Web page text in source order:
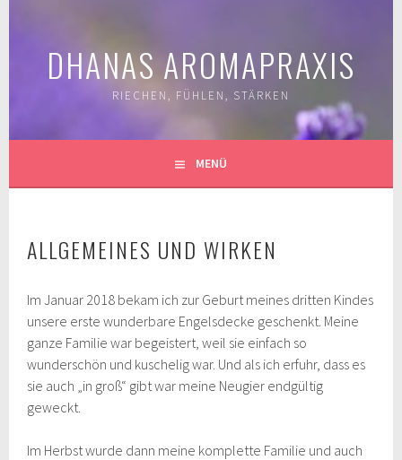
DHANAS AROMAPRAXIS
RIECHEN, FÜHLEN, STÄRKEN
MENÜ
ALLGEMEINES UND WIRKEN
Im Januar 2018 bekam ich zur Geburt meines dritten Kindes
unsere erste wunderbare Engelsdecke geschenkt. Meine
ganze Familie war begeistert, weil sie einfach so
wunderschön und kuschelig war. Und als ich erfuhr, dass es
sie auch „in groß“ gibt war meine Neugier endgültig
geweckt.
Im Herbst wurde dann meine komplette Familie und auch